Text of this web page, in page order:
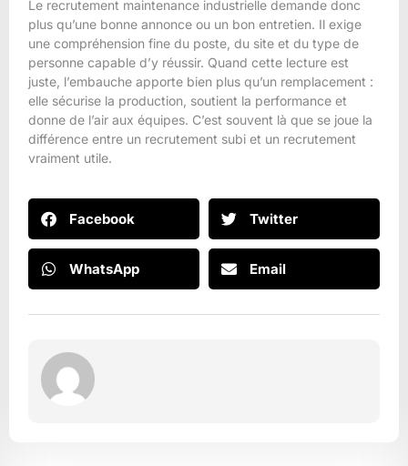
Le recrutement maintenance industrielle demande donc
plus qu’une bonne annonce ou un bon entretien. Il exige
une compréhension fine du poste, du site et du type de
personne capable d’y réussir. Quand cette lecture est
juste, l’embauche apporte bien plus qu’un remplacement :
elle sécurise la production, soutient la performance et
donne de l’air aux équipes. C’est souvent là que se joue la
différence entre un recrutement subi et un recrutement
vraiment utile.
Facebook Twitter
WhatsApp Email